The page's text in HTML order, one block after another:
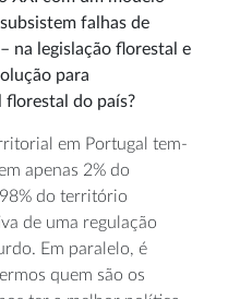
falhas de
na legislação florestal e
para
do país?
em Portugal tem-
apenas 2% do
do território
de uma regulação
Em paralelo, é
quem são os